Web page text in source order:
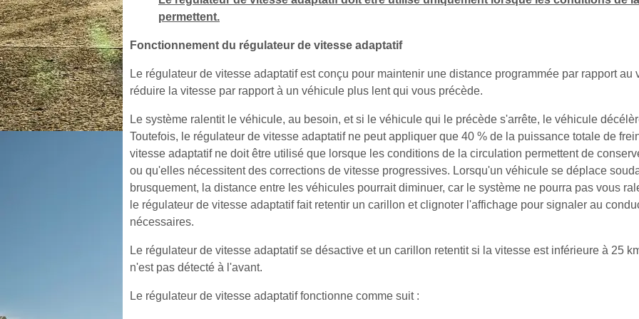
permettent.
Fonctionnement du régulateur de vitesse adaptatif
Le régulateur de vitesse adaptatif est conçu pour maintenir une distance programmée par rapport
réduire la vitesse par rapport à un véhicule plus lent qui vous précède.
Le système ralentit le véhicule, au besoin, et si le véhicule qui le précède s'arrête, le véhicule
Toutefois, le régulateur de vitesse adaptatif ne peut appliquer que 40 % de la puissance totale de
vitesse adaptatif ne doit être utilisé que lorsque les conditions de la circulation permettent de
ou qu'elles nécessitent des corrections de vitesse progressives. Lorsqu'un véhicule se déplace
brusquement, la distance entre les véhicules pourrait diminuer, car le système ne pourra pas vous
le régulateur de vitesse adaptatif fait retentir un carillon et clignoter l'affichage pour signaler au
nécessaires.
Le régulateur de vitesse adaptatif se désactive et un carillon retentit si la vitesse est inférieure à 25
n'est pas détecté à l'avant.
Le régulateur de vitesse adaptatif fonctionne comme suit :